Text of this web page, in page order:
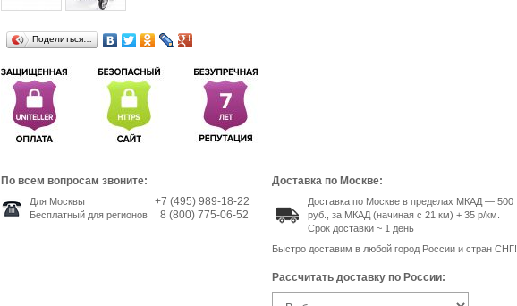
Поделиться…
По всем вопросам звоните:
Для Москвы
Бесплатный для регионов
+7 (495) 989-18-22
8 (800) 775-06-52
Доставка по Москве:
Доставка по Москве в пределах МКАД — 500
руб., за МКАД (начиная с 21 км) + 35 р/км.
Срок доставки ~ 1 день
Быстро доставим в любой город России и стран СНГ!
Рассчитать доставку по России: